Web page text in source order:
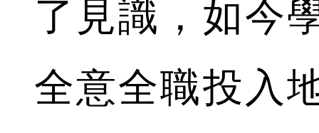
了見識，如今
全意全職投入